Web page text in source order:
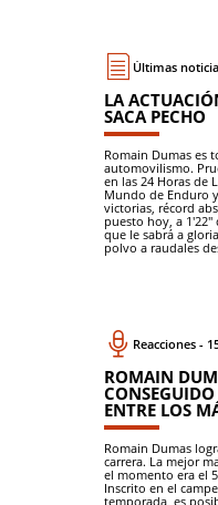
Últimas
LA
SACA PECHO
Romain Dumas es
automovilismo.
en las 24 Horas de
Mundo de Enduro
victorias, récord
puesto hoy, a 1'22''
que le sabrá a
polvo a raudales
Reacciones -
ROMAIN
ENTRE LOS
Romain Dumas
carrera. La mejor
el momento era el
Inscrito en el
temporada, es